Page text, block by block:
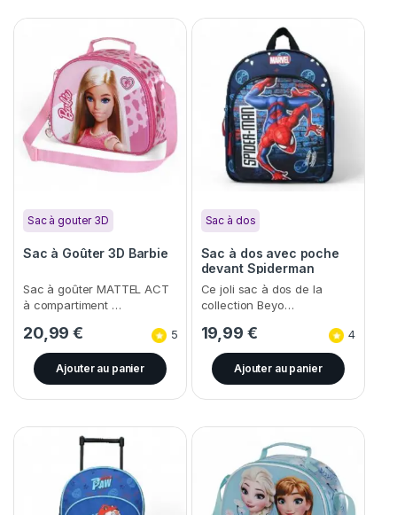
Sac à gouter 3D
Sac à Goûter 3D Barbie
Sac à goûter MATTEL ACT
à compartiment …
20,99€ 5
Ajouter au panier
Sac à dos
Sac à dos avec poche
devant Spiderman
Ce joli sac à dos de la
collection Beyo…
19,99 € 4
Ajouter au panier